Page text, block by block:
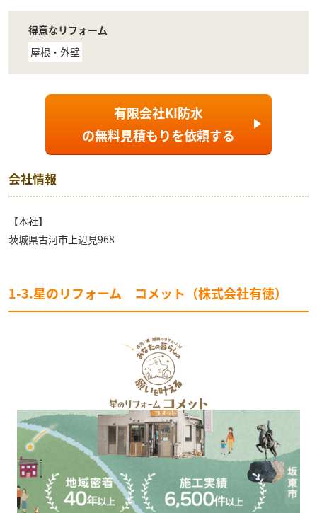
得意なリフォーム
屋根・外壁
有限会社KI防水
の無料見積もりを依頼する
会社情報
【本社】
茨城県古河市上辺見968
1-3.星のリフォーム コメット（株式会社有徳）